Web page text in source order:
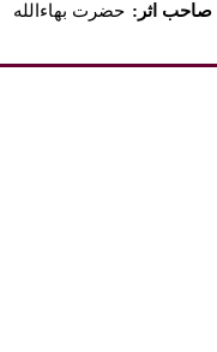
حضرت بهاءالله
:صاحب اثر